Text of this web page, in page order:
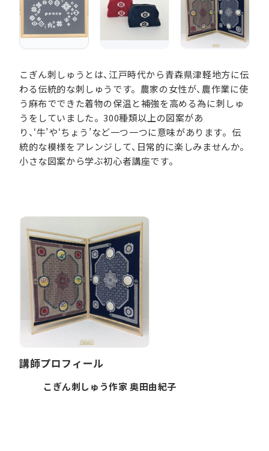
こぎん刺しゅうとは、江戸時代から青森県津軽地方に伝
わる伝統的な刺しゅうです。農家の女性が、農作業に使
う麻布でできた着物の保温と補強を高める為に刺しゅ
うをしていました。300種類以上の図案があ
り、‘牛’や‘ちょう’など一つ一つに意味があります。伝
統的な模様をアレンジして、日常的に楽しみませんか。
小さな図案から学ぶ初心者講座です。
講師プロフィール
こぎん刺しゅう作家 奥田由紀子